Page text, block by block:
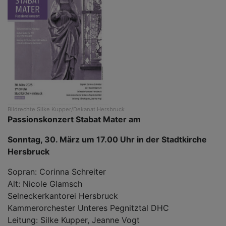
Bildrechte Silke Kupper/Dekanat Hersbruck
Passionskonzert Stabat Mater am
Sonntag, 30. März um 17.00 Uhr in der Stadtkirche
Hersbruck
Sopran: Corinna Schreiter
Alt: Nicole Glamsch
Selneckerkantorei Hersbruck
Kammerorchester Unteres Pegnitztal DHC
Leitung: Silke Kupper, Jeanne Vogt